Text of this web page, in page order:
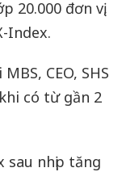
20.000 đơn vị,
Index.
CEO, SHS
có từ gần 2
sau nhịp tăng